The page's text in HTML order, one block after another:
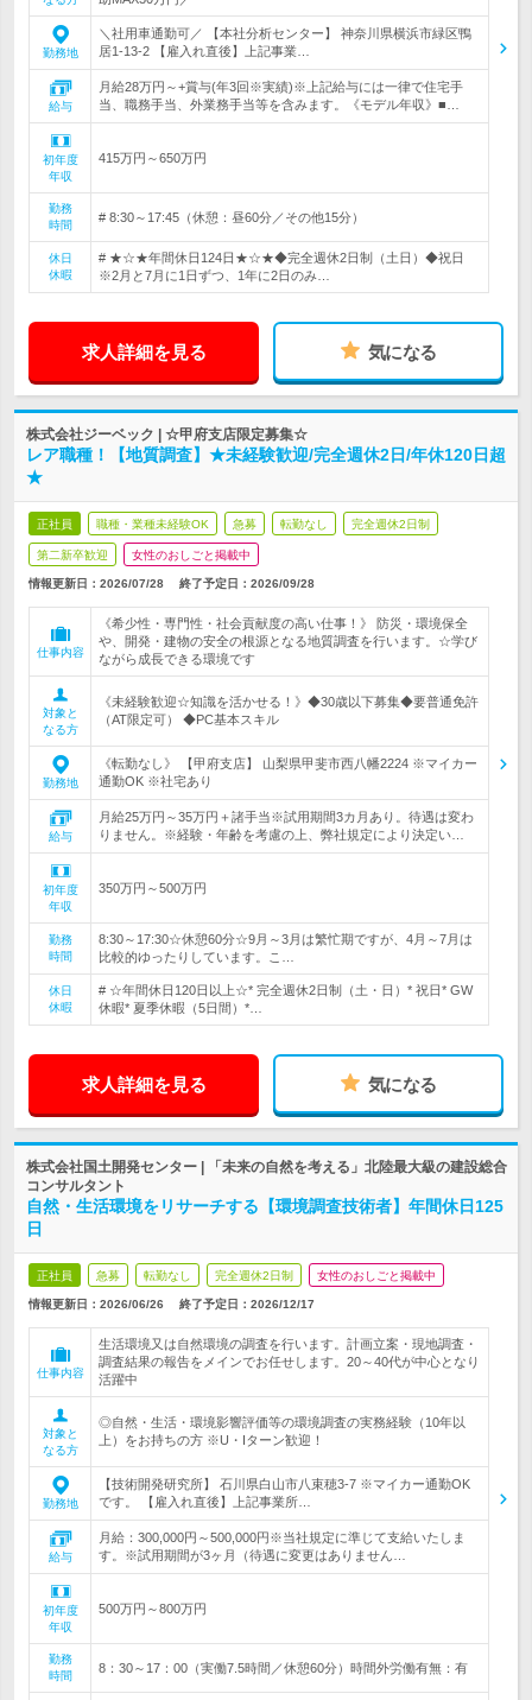
勤務地
＼社用車通勤可／ 【本社分析センター】 神奈川県横浜市緑区鴨
居1-13-2 【雇入れ直後】上記事業…
給与
月給28万円～+賞与(年3回※実績)※上記給与には一律で住宅手
当、職務手当、外業務手当等を含みます。《モデル年収》■…
初年度
年収
415万円～650万円
勤務
時間
# 8:30～17:45（休憩：昼60分／その他15分）
休日
休暇
# ★☆★年間休日124日★☆★◆完全週休2日制（土日）◆祝日
※2月と7月に1日ずつ、1年に2日のみ…
求人詳細を見る 気になる
株式会社ジーベック | ☆甲府支店限定募集☆
レア職種！【地質調査】★未経験歓迎/完全週休2日/年休120日超
★
正社員 職種・業種未経験OK 急募 転勤なし 完全週休2日制
第二新卒歓迎 女性のおしごと掲載中
情報更新日：2026/07/28 終了予定日： 2026/09/28
仕事内容
《希少性・専門性・社会貢献度の高い仕事！》 防災・環境保全
や、開発・建物の安全の根源となる地質調査を行います。☆学び
ながら成長できる環境です
対象と
なる方
《未経験歓迎☆知識を活かせる！》◆30歳以下募集◆要普通免許
（AT限定可） ◆PC基本スキル
勤務地
《転勤なし》 【甲府支店】 山梨県甲斐市西八幡2224 ※マイカー
通勤OK ※社宅あり
給与
月給25万円～35万円＋諸手当※試用期間3カ月あり。待遇は変わ
りません。※経験・年齢を考慮の上、弊社規定により決定い…
初年度
年収
350万円～500万円
勤務
時間
8:30～17:30☆休憩60分☆9月～3月は繁忙期ですが、4月～7月は
比較的ゆったりしています。こ…
休日
休暇
# ☆年間休日120日以上☆* 完全週休2日制（土・日）* 祝日* GW
休暇* 夏季休暇（5日間）*…
求人詳細を見る 気になる
株式会社国土開発センター | 「未来の自然を考える」北陸最大級の建設総合
コンサルタント
自然・生活環境をリサーチする【環境調査技術者】年間休日125
日
正社員 急募 転勤なし 完全週休2日制 女性のおしごと掲載中
情報更新日：2026/06/26 終了予定日： 2026/12/17
仕事内容
生活環境又は自然環境の調査を行います。計画立案・現地調査・
調査結果の報告をメインでお任せします。20～40代が中心となり
活躍中
対象と
なる方
◎自然・生活・環境影響評価等の環境調査の実務経験（10年以
上）をお持ちの方 ※U・Iターン歓迎！
勤務地
【技術開発研究所】 石川県白山市八束穂3-7 ※マイカー通勤OK
です。 【雇入れ直後】上記事業所…
給与
月給：300,000円～500,000円※当社規定に準じて支給いたしま
す。※試用期間が3ヶ月（待遇に変更はありません…
初年度
年収
500万円～800万円
勤務
時間
8：30～17：00（実働7.5時間／休憩60分）時間外労働有無：有